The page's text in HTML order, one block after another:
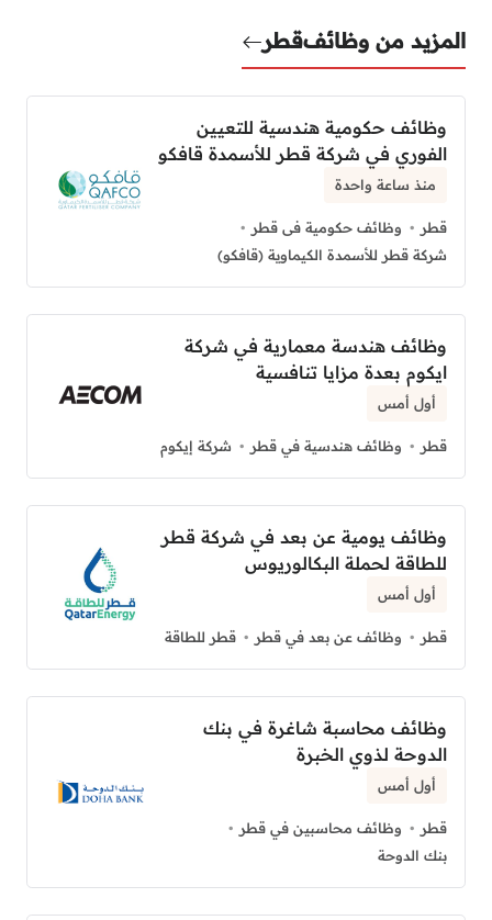
المزيد من وظائفقطر
وظائف حكومية هندسية للتعيين
الفوري في شركة قطر للأسمدة قافكو
منذ ساعة واحدة
قطر
وظائف حكومية فى قطر
شركة قطر للأسمدة الكيماوية (قافكو)
وظائف هندسة معمارية في شركة
ايكوم بعدة مزايا تنافسية
أول أمس
قطر وظائف هندسية في قطر شركة إيكوم
وظائف يومية عن بعد في شركة قطر
للطاقة لحملة البكالوريوس
أول أمس
قطر وظائف عن بعد في قطر قطر للطاقة
وظائف محاسبة شاغرة في بنك
الدوحة لذوي الخبرة
أول أمس
قطر
وظائف محاسبين في قطر
بنك الدوحة